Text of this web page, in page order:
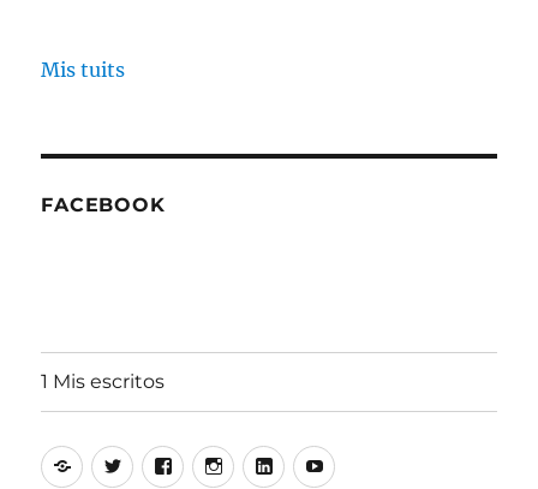
Mis tuits
FACEBOOK
1 Mis escritos
AlfonsoTwitterFacebookInstagram
LinkedinYoutube